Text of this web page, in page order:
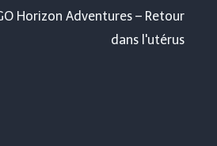
Horizon Adventures – Retour
dans l'utérus